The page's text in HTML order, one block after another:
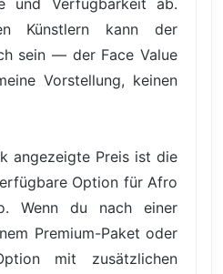
und Verfügbarkeit ab.
Künstlern kann der
sein — der Face Value
Vorstellung, keinen
angezeigte Preis ist die
Option für Afro
Wenn du nach einer
Premium-Paket oder
mit zusätzlichen